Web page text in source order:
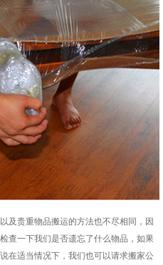
及贵重物品搬运的方法也不尽相同，因
查一下我们是否遗忘了什么物品，如果
在适当情况下，我们也可以请求搬家公